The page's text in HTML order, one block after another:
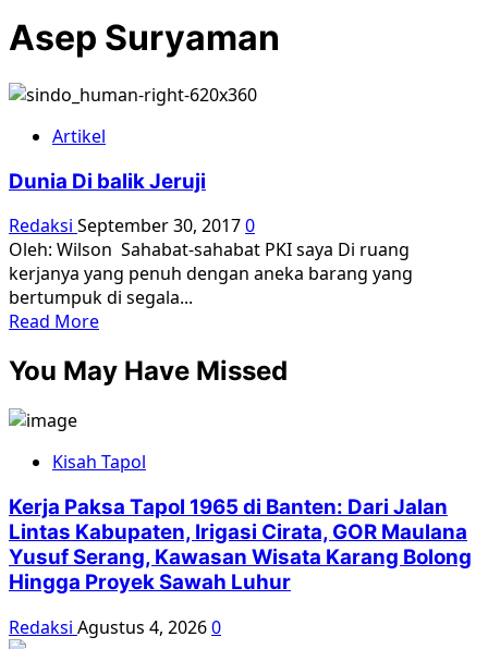
Asep Suryaman
Artikel
Dunia Di balik Jeruji
Redaksi September 30, 20170
Oleh: Wilson Sahabat-sahabat PKI saya Di ruang
kerjanya yang penuh dengan aneka barang yang
bertumpuk di segala...
Read MoreRead
about
Dunia
Jeruji
You May Have Missed
Kisah Tapol
Kerja Paksa Tapol 1965 di Banten: Dari Jalan
Lintas Kabupaten, Irigasi Cirata, GOR Maulana
Yusuf Serang, Kawasan Wisata Karang Bolong
Hingga Proyek Sawah Luhur
Redaksi Agustus 4, 20260